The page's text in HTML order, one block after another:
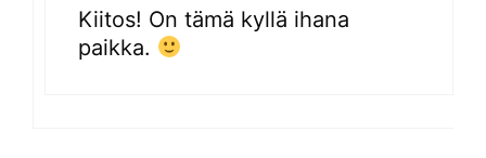
Kiitos! On tämä kyllä ihana
paikka.